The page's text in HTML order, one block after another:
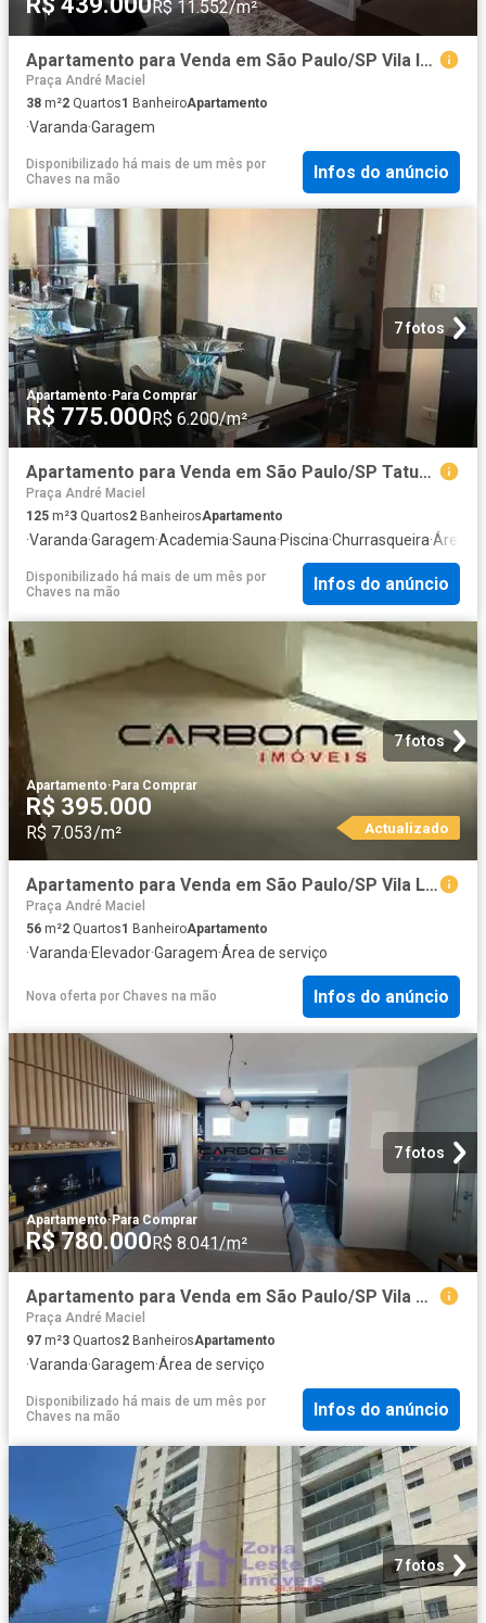
R$ 11.552/m²
Apartamento para Venda em São Paulo/SP Vila Invernada 2 Quartos
Praça André Maciel
38 m²2 Quartos1 BanheiroApartamento
·Varanda·Garagem
Disponibilizado há mais de um mês por
Chaves na mão
Infos do anúncio
7 fotos
Apartamento· Para Comprar
R$ 775.000 R$ 6.200/m²
Apartamento para Venda em São Paulo/SP Tatuapé 3 Quartos
Praça André Maciel
125 m²3 Quartos2 BanheirosApartamento
·Varanda·Garagem·Academia·Sauna·Piscina·Churrasqueira·Área
Disponibilizado há mais de um mês por
Chaves na mão
Infos do anúncio
7 fotos
Apartamento·Para Comprar
R$ 395.000
R$ 7.053/m² Actualizado
Apartamento para Venda em São Paulo/SP Vila Libanesa 2 Quartos
Praça André Maciel
56 m²2 Quartos1 BanheiroApartamento
·Varanda·Elevador·Garagem·Área de serviço
Nova oferta por Chaves na mão Infos do anúncio
7 fotos
Apartamento·Para Comprar
R$ 780.000R$ 8.041/m²
Apartamento para Venda em São Paulo/SP Vila Regente Feijó 3 Quartos
Praça André Maciel
97 m²3 Quartos2 BanheirosApartamento
·Varanda·Garagem·Área de serviço
Disponibilizado há mais de um mês por
Chaves na mão
Infos do anúncio
7 fotos